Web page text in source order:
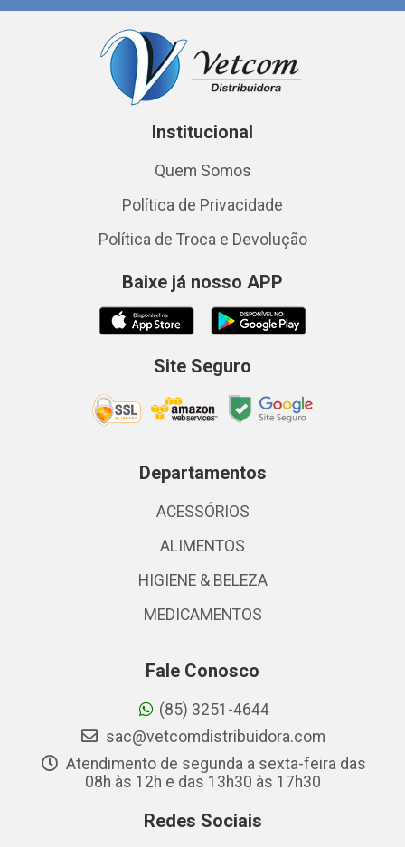
Institucional
Quem Somos
Política de Privacidade
Política de Troca e Devolução
Baixe já nosso APP
Site Seguro
Departamentos
ACESSÓRIOS
ALIMENTOS
HIGIENE & BELEZA
MEDICAMENTOS
Fale Conosco
(85) 3251-4644
sac@vetcomdistribuidora.com
Atendimento de segunda a sexta-feira das
08h às 12h e das 13h30 às 17h30
Redes Sociais